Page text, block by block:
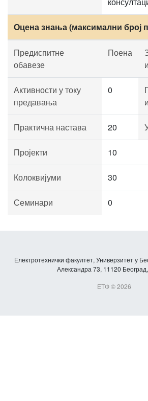
Оцена знања (максимални број
Предиспитне
обавезе
Поена
Активности у току
предавања
0
Практична настава 20
Пројекти 10
Колоквијуми 30
Семинари 0
Електротехнички факултет, Универзитет у
Александра 73, 11120
ЕТФ © 2026